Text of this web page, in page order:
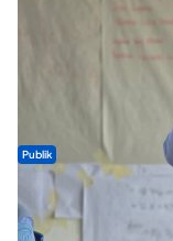
Publik
ABDESI Morotai
88 Desa